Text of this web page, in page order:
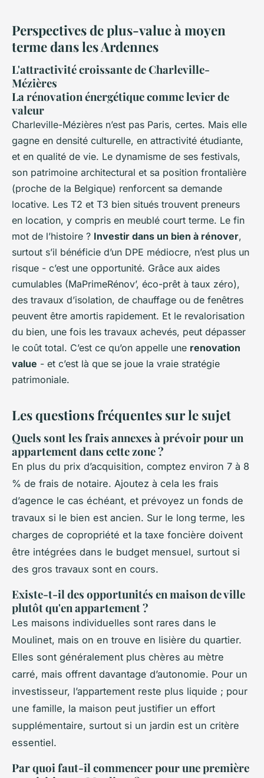
Perspectives de plus-value à moyen
terme dans les Ardennes
L'attractivité croissante de Charleville-
Mézières
La rénovation énergétique comme levier de
valeur
Charleville-Mézières n’est pas Paris, certes. Mais elle
gagne en densité culturelle, en attractivité étudiante,
et en qualité de vie. Le dynamisme de ses festivals,
son patrimoine architectural et sa position frontalière
(proche de la Belgique) renforcent sa demande
locative. Les T2 et T3 bien situés trouvent preneurs
en location, y compris en meublé court terme. Le fin
mot de l’histoire ? Investir dans un bien à rénover,
surtout s’il bénéficie d’un DPE médiocre, n’est plus un
risque - c’est une opportunité. Grâce aux aides
cumulables (MaPrimeRénov’, éco-prêt à taux zéro),
des travaux d’isolation, de chauffage ou de fenêtres
peuvent être amortis rapidement. Et le revalorisation
du bien, une fois les travaux achevés, peut dépasser
le coût total. C’est ce qu’on appelle une renovation
value - et c’est là que se joue la vraie stratégie
patrimoniale.
Les questions fréquentes sur le sujet
Quels sont les frais annexes à prévoir pour un
appartement dans cette zone ?
En plus du prix d’acquisition, comptez environ 7 à 8
% de frais de notaire. Ajoutez à cela les frais
d’agence le cas échéant, et prévoyez un fonds de
travaux si le bien est ancien. Sur le long terme, les
charges de copropriété et la taxe foncière doivent
être intégrées dans le budget mensuel, surtout si
des gros travaux sont en cours.
Existe-t-il des opportunités en maison de ville
plutôt qu'en appartement ?
Les maisons individuelles sont rares dans le
Moulinet, mais on en trouve en lisière du quartier.
Elles sont généralement plus chères au mètre
carré, mais offrent davantage d’autonomie. Pour un
investisseur, l’appartement reste plus liquide ; pour
une famille, la maison peut justifier un effort
supplémentaire, surtout si un jardin est un critère
essentiel.
Par quoi faut-il commencer pour une première